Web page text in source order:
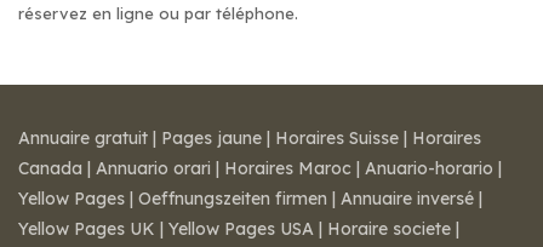
réservez en ligne ou par téléphone.
Annuaire gratuit | Pages jaune | Horaires Suisse | Horaires
Canada | Annuario orari | Horaires Maroc | Anuario-horario |
Yellow Pages | Oeffnungszeiten firmen | Annuaire inversé |
Yellow Pages UK | Yellow Pages USA | Horaire societe |